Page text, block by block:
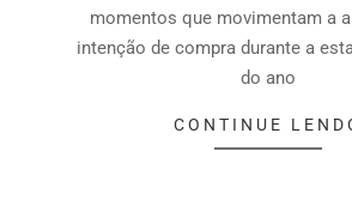
momentos que movimentam a
intenção de compra durante a
do ano
CONTINUE